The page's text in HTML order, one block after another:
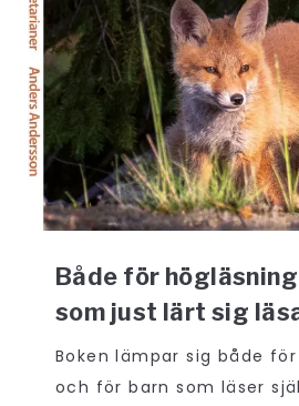
Både för
som just lärt sig
Boken lämpar sig både
och för barn som läser